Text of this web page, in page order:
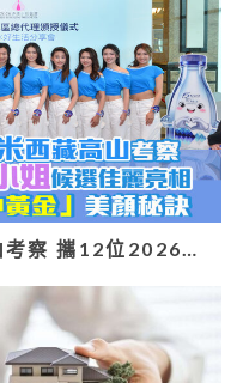
考察 攜12位2026…